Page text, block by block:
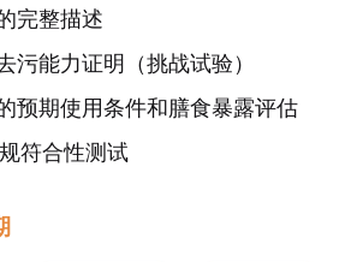
完整描述
污能力证明（挑战试验）
预期使用条件和膳食暴露评估
符合性测试